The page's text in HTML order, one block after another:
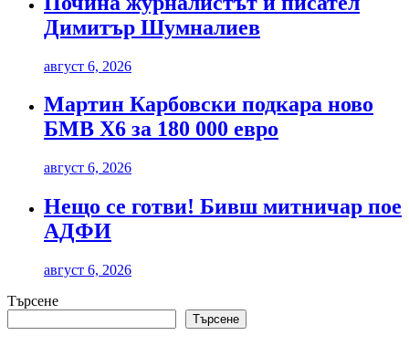
Димитър Шумналиев
август 6, 2026
Мартин Карбовски подкара ново
БМВ Х6 за 180 000 евро
август 6, 2026
Нещо се готви! Бивш митничар пое
АДФИ
август 6, 2026
Търсене
Търсене